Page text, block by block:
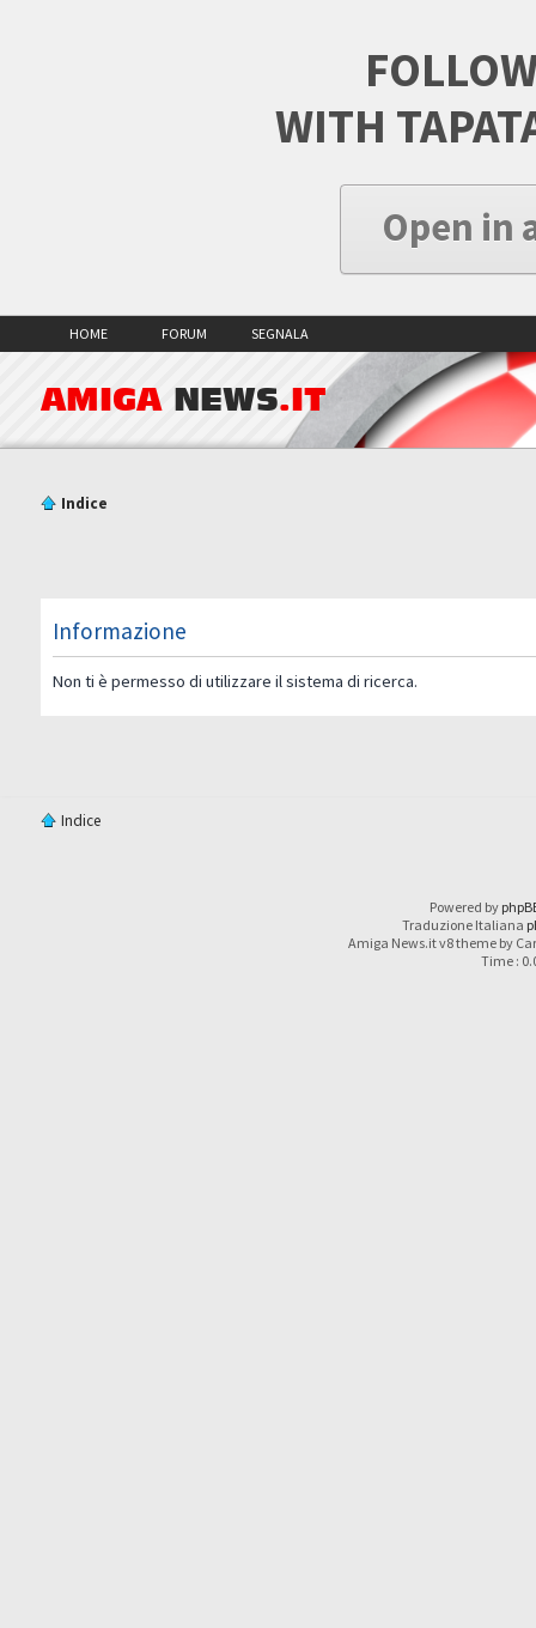
WITH
Open in
HOME FORUM SEGNALA
AMIGA NEWS.IT
Indice
Informazione
Non ti è permesso di utilizzare il sistema di ricerca.
Indice
Powered by
Traduzione Italiana
Amiga News.it v8 theme by
Time :